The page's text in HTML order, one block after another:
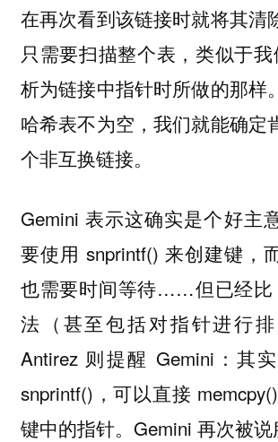
在再次看到该链接时就将其清
只需要扫描整个表，类似于
析为链接中指针时所做的那样
哈希表不为空，我们就能确定
个非互换链接。
Gemini 表示这确实是个好主
要使用 snprintf() 来创建键，
也需要时间等待……但已经比
法（甚至包括对指针进行排
Antirez 则提醒 Gemini：其
snprintf()，可以直接
键中的指针。Gemini 再次被说